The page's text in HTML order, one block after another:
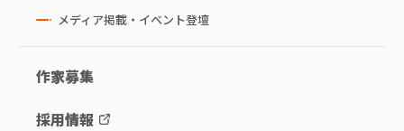
メディア掲載・イベント登壇
作家募集
採用情報